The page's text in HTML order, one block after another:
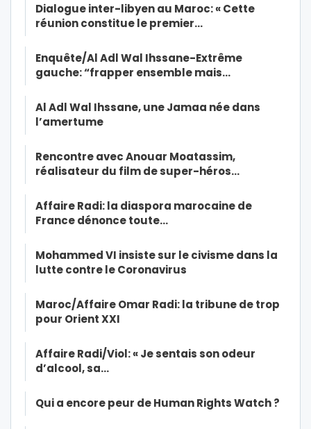
Dialogue inter-libyen au Maroc: « Cette
réunion constitue le premier…
Enquête/Al Adl Wal Ihssane-Extrême
gauche: “frapper ensemble mais…
Al Adl Wal Ihssane, une Jamaa née dans
l’amertume
Rencontre avec Anouar Moatassim,
réalisateur du film de super-héros…
Affaire Radi: la diaspora marocaine de
France dénonce toute…
Mohammed VI insiste sur le civisme dans la
lutte contre le Coronavirus
Maroc/Affaire Omar Radi: la tribune de trop
pour Orient XXI
Affaire Radi/Viol: « Je sentais son odeur
d’alcool, sa…
Qui a encore peur de Human Rights Watch ?